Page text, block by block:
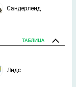
Сандерленд
ТАБЛИЦА
Лидс